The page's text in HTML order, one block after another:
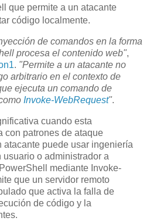
que permite a un atacante
código localmente.
de comandos en la forma
procesa el contenido web",
. "Permite a un atacante no
arbitrario en el contexto de
ejecuta un comando de
Invoke-WebRequest".
cuando esta
con patrones de ataque
atacante puede usar ingeniería
o administrador a
mediante Invoke-
que un servidor remoto
que activa la falla de
de código y la